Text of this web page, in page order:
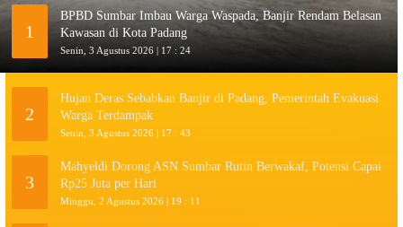
1
BPBD Sumbar Imbau Warga Waspada, Banjir Rendam Belasan
Kawasan di Kota Padang
Senin, 3 Agustus 2026 | 17 : 24
2
Hujan Deras Sebabkan Banjir di Padang, Pemerintah Evakuasi
Warga Terdampak
Senin, 3 Agustus 2026 | 17 : 43
3
Mahyeldi Dorong ASN Sumbar Rutin Berwakaf, Potensi Capai
Rp25 Juta per Hari
Minggu, 2 Agustus 2026 | 19 : 11